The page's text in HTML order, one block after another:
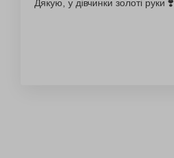
Дякую, у дівчинки золоті руки ❣️